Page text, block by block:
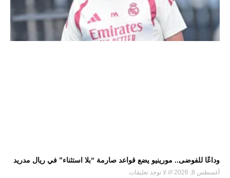
وداعًا للفوضى.. مورينيو يضع قواعد صارمة “بلا استثناء” في ريال مدريد
أغسطس 8, 2026 لا توجد تعليقات